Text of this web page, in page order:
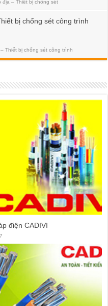
địa – Thiết bị chống sét
bị chống sét công trình
Thiết bị chống sét công trình